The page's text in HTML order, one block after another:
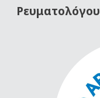
Ρευματολόγου